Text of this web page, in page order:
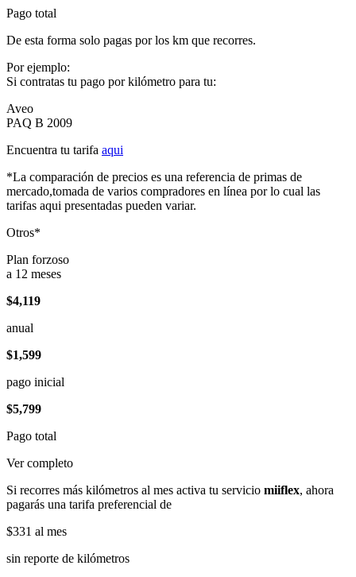
Pago total
De esta forma solo pagas por los km que recorres.
Por ejemplo:
Si contratas tu pago por kilómetro para tu:
Aveo
PAQ B 2009
Encuentra tu tarifa aqui
*La comparación de precios es una referencia de primas de
mercado,tomada de varios compradores en línea por lo cual las
tarifas aqui presentadas pueden variar.
Otros*
Plan forzoso
a 12 meses
$4,119
anual
$1,599
pago inicial
$5,799
Pago total
Ver completo
Si recorres más kilómetros al mes activa tu servicio miiflex, ahora
pagarás una tarifa preferencial de
$331 al mes
sin reporte de kilómetros